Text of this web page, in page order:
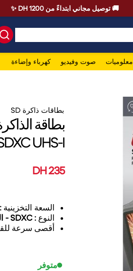
🚚 توصيل مجاني ابتداءً من 1200 DH ✨
معلوميات صوت وفيديو كهرباء وإضاءة
بطاقات ذاكرة SD
UHS-I
235 DH
السعة التخزينية :
النوع : SDXC - الفئة UHS-I
أقصى سرعة
متوفر